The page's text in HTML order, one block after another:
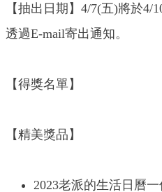
【抽出日期】4/7(五)將於4/
透過E-mail寄出通知。
【得獎名單】
【精美獎品】
2023老派的生活日曆